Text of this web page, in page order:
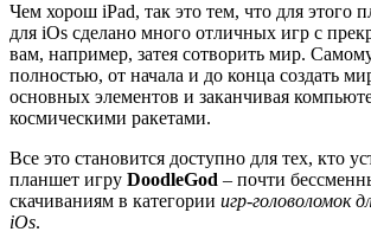
Чем хорош iPad, так это тем, что для этого
для iOs сделано много отличных игр с
вам, например, затея сотворить мир.
полностью, от начала и до конца создать
основных элементов и заканчивая
космическими ракетами.
Все это становится доступно для тех, кто
планшет игру DoodleGod – почти
скачиваниям в категории игр-головоломок
iOs.